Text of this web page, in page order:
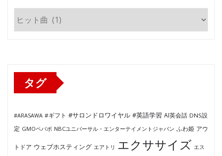
タグ
#ARASAWA #ギフト #サロンドロワイヤル #英語学習 AI英会話 DNS設
定 GMOペパボ NBCユニバーサル・エンターテイメントジャパン ふわ姫 アウ
トドア ウェブホスティング エアトリ エクササイズ エス